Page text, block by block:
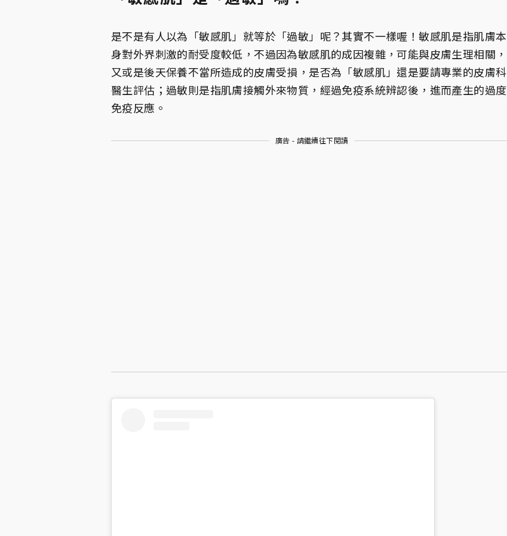
是不是有人以為「敏感肌」就等於「過敏」呢？其實不一樣喔！敏感肌是指肌膚本
身對外界刺激的耐受度較低，不過因為敏感肌的成因複雜，可能與皮膚生理相關，
又或是後天保養不當所造成的皮膚受損，是否為「敏感肌」還是要請專業的皮膚科
醫生評估；過敏則是指肌膚接觸外來物質，經過免疫系統辨認後，進而產生的過度
免疫反應。
廣告 - 請繼續往下閱讀